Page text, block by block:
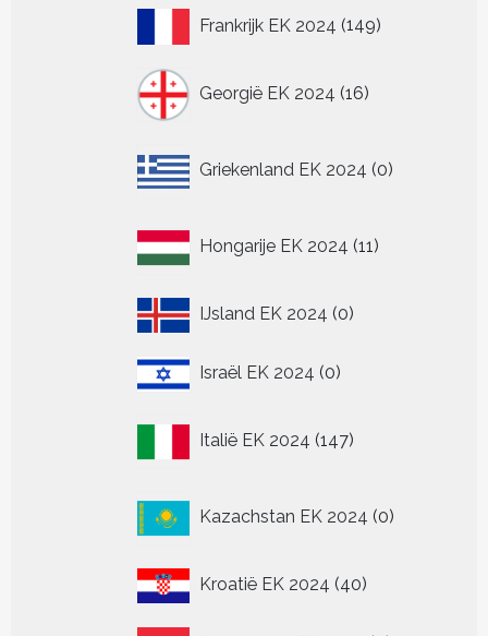
Frankrijk EK 2024 149149
Georgië EK 2024 16
producten
Griekenland EK 2024 0
producten
Hongarije EK 2024 11
producten
IJsland EK 2024 00
Israël EK 2024 00
Italië EK 2024 147
producten
Kazachstan EK 2024 0
producten
Kroatië EK 2024 4040